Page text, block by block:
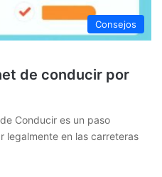
Consejos
de conducir por
Conducir es un paso
legalmente en las carreteras